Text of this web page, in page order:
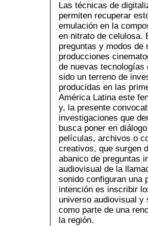
Las técnicas de
permiten recuperar
emulación en la
en nitrato de celulosa.
preguntas y modos
producciones
de nuevas
sido un terreno de
producidas en las
América Latina este
y, la presente
investigaciones que
busca poner en
películas, archivos o
creativos, que surgen
abanico de preguntas
audiovisual de la
sonido configuran una
intención es inscribir
universo audiovisual y
como parte de una
la región.